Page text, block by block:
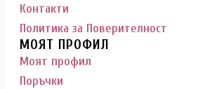
Контакти
Политика за Поверителност
МОЯТ ПРОФИЛ
Моят профил
Поръчки